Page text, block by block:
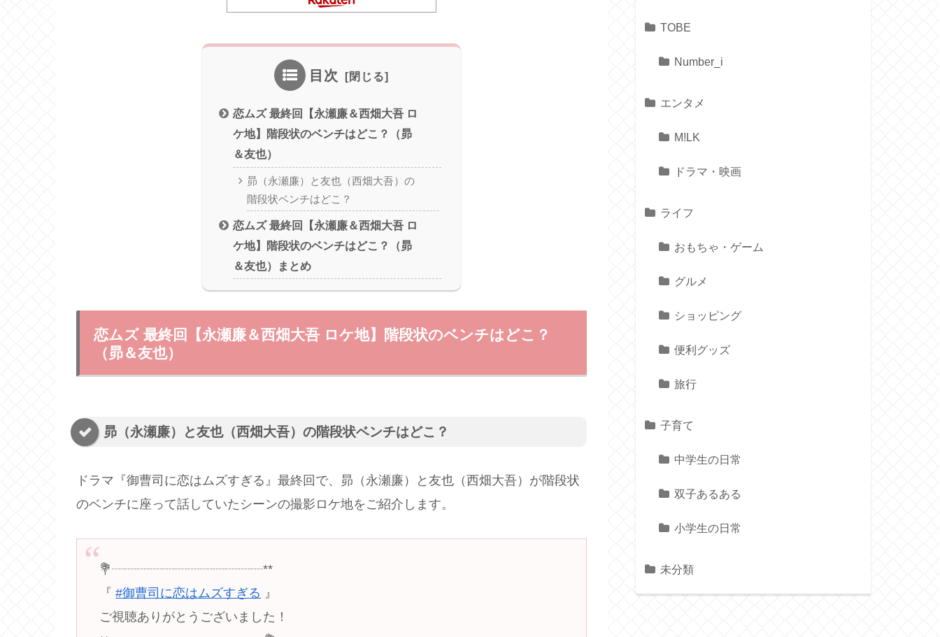
目次
恋ムズ 最終回【永瀬廉＆西畑大吾 ロ
ケ地】階段状のベンチはどこ？（昴
＆友也）
昴（永瀬廉）と友也（西畑大吾）の
階段状ベンチはどこ？
恋ムズ 最終回【永瀬廉＆西畑大吾 ロ
ケ地】階段状のベンチはどこ？（昴
＆友也）まとめ
恋ムズ 最終回【永瀬廉＆西畑大吾 ロケ地】階段状のベンチはどこ？
（昴＆友也）
昴（永瀬廉）と友也（西畑大吾）の階段状ベンチはどこ？
ドラマ『御曹司に恋はムズすぎる』最終回で、昴（永瀬廉）と友也（西畑大吾）が階段状
のベンチに座って話していたシーンの撮影ロケ地をご紹介します。
💐┈┈┈┈┈┈┈┈┈┈┈┈**
『#御曹司に恋はムズすぎる 』
ご視聴ありがとうございました！
TOBE
Number_i
エンタメ
M!LK
ドラマ・映画
ライフ
おもちゃ・ゲーム
グルメ
ショッピング
便利グッズ
旅行
子育て
中学生の日常
双子あるある
小学生の日常
未分類